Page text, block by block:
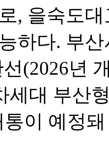
, 을숙도
하다. 부
(2026년
세대 부산
이 예정